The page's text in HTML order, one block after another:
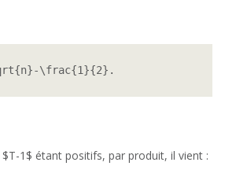
\frac{1}{2}.
1$ étant positifs, par produit, il vient :